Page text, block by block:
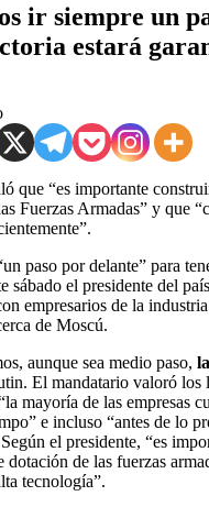
ir siempre un
estará
que “es importante
Fuerzas Armadas” y que
paso por delante” para
sábado el presidente del
empresarios de la
de Moscú.
aunque sea medio paso,
El mandatario valoró los
mayoría de las empresas
e incluso “antes de lo
el presidente, “es
de las fuerzas
tecnología”.